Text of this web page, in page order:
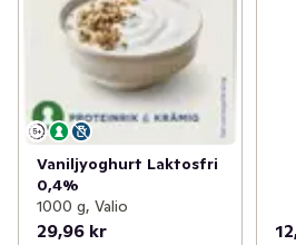
Vaniljyoghurt Laktosfri
0,4%
1000 g, Valio
29,96 kr